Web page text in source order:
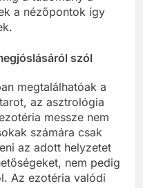
a nézőpontok így
szól
megtalálhatóak a
az asztrológia
messze nem
számára csak
az adott helyzetet
nem pedig
Az ezotéria valódi